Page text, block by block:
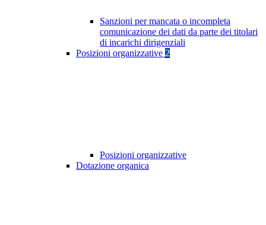
Sanzioni per mancata o incompleta
comunicazione dei dati da parte dei titolari
di incarichi dirigenziali
Posizioni organizzative 2
Posizioni organizzative
Dotazione organica